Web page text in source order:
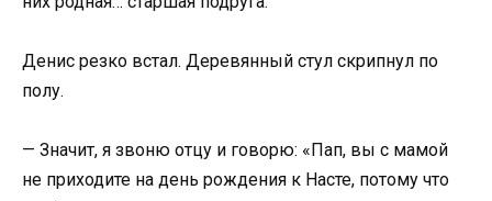
Денис резко встал. Деревянный стул скрипнул по
полу.
— Значит, я звоню отцу и говорю: «Пап, вы с мамой
не приходите на день рождения к Насте, потому что